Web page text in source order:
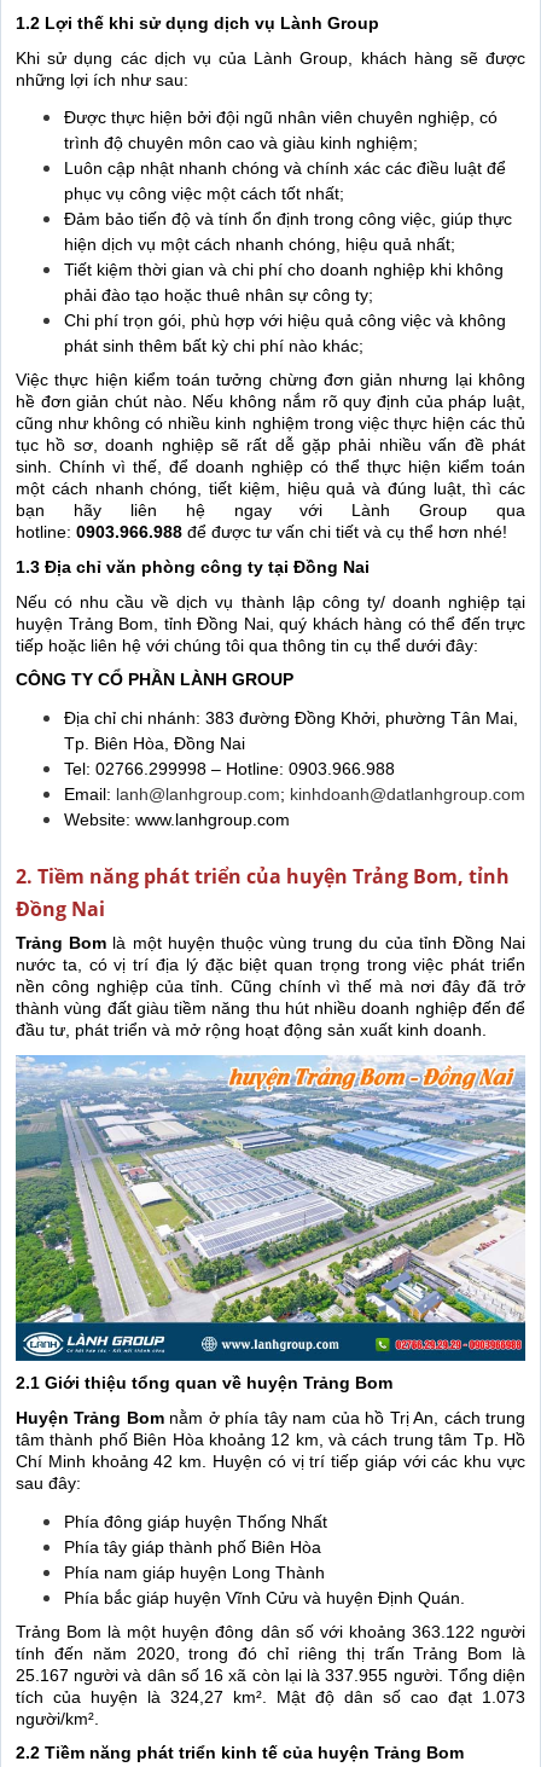
1.2 Lợi thế khi sử dụng dịch vụ Lành Group
Khi sử dụng các dịch vụ của Lành Group, khách hàng sẽ được
những lợi ích như sau:
Được thực hiện bởi đội ngũ nhân viên chuyên nghiệp, có
trình độ chuyên môn cao và giàu kinh nghiệm;
Luôn cập nhật nhanh chóng và chính xác các điều luật để
phục vụ công việc một cách tốt nhất;
Đảm bảo tiến độ và tính ổn định trong công việc, giúp thực
hiện dịch vụ một cách nhanh chóng, hiệu quả nhất;
Tiết kiệm thời gian và chi phí cho doanh nghiệp khi không
phải đào tạo hoặc thuê nhân sự công ty;
Chi phí trọn gói, phù hợp với hiệu quả công việc và không
phát sinh thêm bất kỳ chi phí nào khác;
Việc thực hiện kiểm toán tưởng chừng đơn giản nhưng lại không
hề đơn giản chút nào. Nếu không nắm rõ quy định của pháp luật,
cũng như không có nhiều kinh nghiệm trong việc thực hiện các thủ
tục hồ sơ, doanh nghiệp sẽ rất dễ gặp phải nhiều vấn đề phát
sinh. Chính vì thế, để doanh nghiệp có thể thực hiện kiểm toán
một cách nhanh chóng, tiết kiệm, hiệu quả và đúng luật, thì các
bạn hãy liên hệ ngay với Lành Group qua
hotline: 0903.966.988 để được tư vấn chi tiết và cụ thể hơn nhé!
1.3 Địa chỉ văn phòng công ty tại Đồng Nai
Nếu có nhu cầu về dịch vụ thành lập công ty/ doanh nghiệp tại
huyện Trảng Bom, tỉnh Đồng Nai, quý khách hàng có thể đến trực
tiếp hoặc liên hệ với chúng tôi qua thông tin cụ thể dưới đây:
CÔNG TY CỔ PHẦN LÀNH GROUP
Địa chỉ chi nhánh: 383 đường Đồng Khởi, phường Tân Mai,
Tp. Biên Hòa, Đồng Nai
Tel: 02766.299998 – Hotline: 0903.966.988
Email: lanh@lanhgroup.com; kinhdoanh@datlanhgroup.com
Website: www.lanhgroup.com
2. Tiềm năng phát triển của huyện Trảng Bom, tỉnh
Đồng Nai
Trảng Bom là một huyện thuộc vùng trung du của tỉnh Đồng Nai
nước ta, có vị trí địa lý đặc biệt quan trọng trong việc phát triển
nền công nghiệp của tỉnh. Cũng chính vì thế mà nơi đây đã trở
thành vùng đất giàu tiềm năng thu hút nhiều doanh nghiệp đến để
đầu tư, phát triển và mở rộng hoạt động sản xuất kinh doanh.
2.1 Giới thiệu tổng quan về huyện Trảng Bom
Huyện Trảng Bomnằm ở phía tây nam của hồ Trị An, cách trung
tâm thành phố Biên Hòa khoảng 12 km, và cách trung tâm Tp. Hồ
Chí Minh khoảng 42 km. Huyện có vị trí tiếp giáp với các khu vực
sau đây:
Phía đông giáp huyện Thống Nhất
Phía tây giáp thành phố Biên Hòa
Phía nam giáp huyện Long Thành
Phía bắc giáp huyện Vĩnh Cửu và huyện Định Quán.
Trảng Bom là một huyện đông dân số với khoảng 363.122 người
tính đến năm 2020, trong đó chỉ riêng thị trấn Trảng Bom là
25.167 người và dân số 16 xã còn lại là 337.955 người. Tổng diện
tích của huyện là 324,27 km². Mật độ dân số cao đạt 1.073
người/km².
2.2 Tiềm năng phát triển kinh tế của huyện Trảng Bom